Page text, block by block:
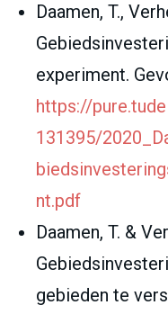
Daamen, T.,
experiment.
https://
131395/
nt.pdf
Daamen, T. &
gebieden te